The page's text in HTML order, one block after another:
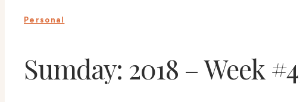
Personal
Sumday: 2018 – Week